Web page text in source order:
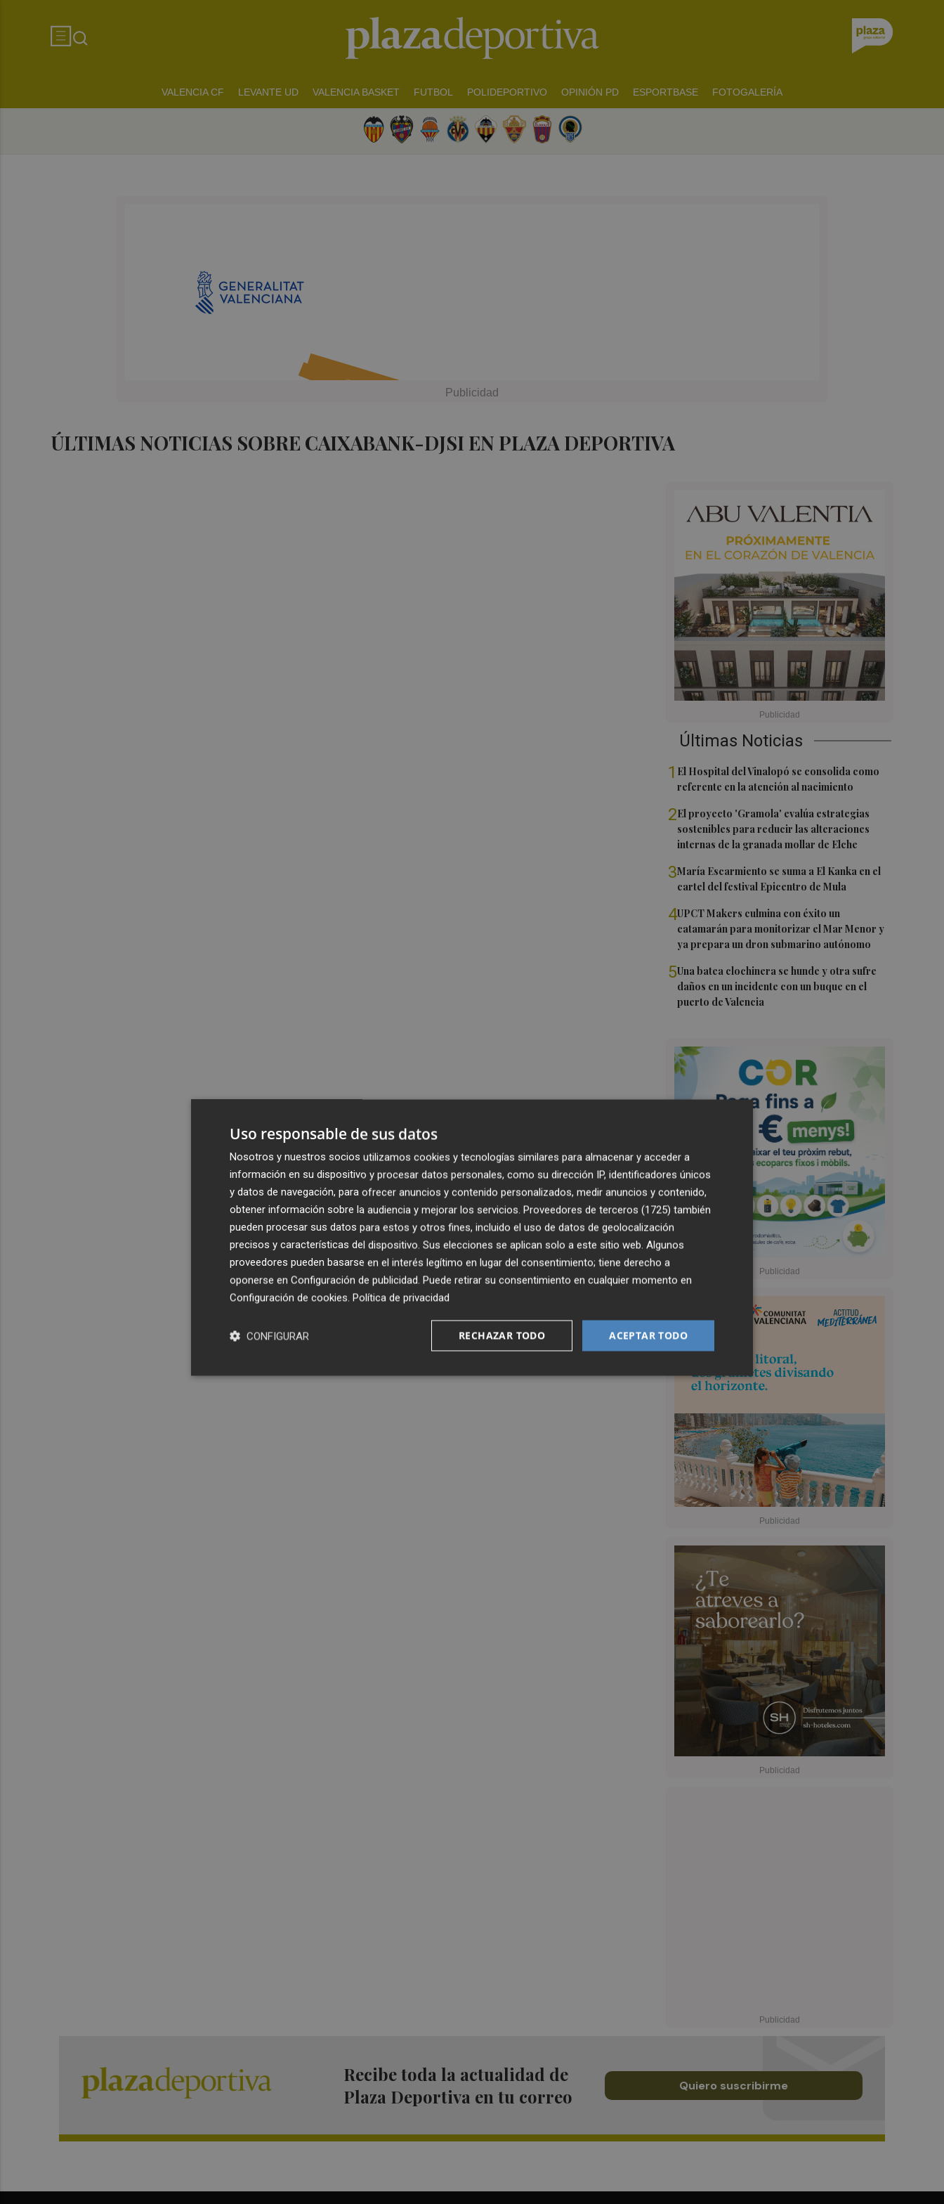
VALENCIA CF LEVANTE UD VALENCIA BASKET FUTBOL POLIDEPORTIVO OPINIÓN PD ESPORTBASE FOTOGALERÍA
ÚLTIMAS NOTICIAS SOBRE CAIXABANK-DJSI EN PLAZA DEPORTIVA
Últimas Noticias
1 El Hospital del Vinalopó se consolida como
referente en la atención al nacimiento
2El proyecto 'Gramola' evalúa estrategias
sostenibles para reducir las alteraciones
internas de la granada mollar de Elche
3María Escarmiento se suma a El Kanka en el
cartel del festival Epicentro de Mula
4UPCT Makers culmina con éxito un
catamarán para monitorizar el Mar Menor y
ya prepara un dron submarino autónomo
5Una batea clochinera se hunde y otra sufre
daños en un incidente con un buque en el
puerto de Valencia
Recibe toda la actualidad de
Plaza Deportiva en tu correo
Quiero suscribirme
Uso responsable de sus datos
Nosotros y nuestros socios utilizamos cookies y tecnologías similares para almacenar y acceder a
información en su dispositivo y procesar datos personales, como su dirección IP, identificadores únicos
y datos de navegación, para ofrecer anuncios y contenido personalizados, medir anuncios y contenido,
obtener información sobre la audiencia y mejorar los servicios. Proveedores de terceros (1725) también
pueden procesar sus datos para estos y otros fines, incluido el uso de datos de geolocalización
precisos y características del dispositivo. Sus elecciones se aplican solo a este sitio web. Algunos
proveedores pueden basarse en el interés legítimo en lugar del consentimiento; tiene derecho a
oponerse en Configuración de publicidad. Puede retirar su consentimiento en cualquier momento en
Configuración de cookies. Política de privacidad
ACEPTAR TODO
RECHAZAR TODO
CONFIGURAR